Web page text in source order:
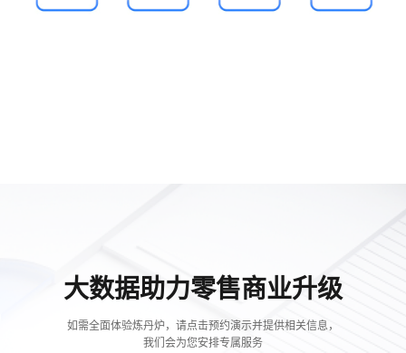
大数据助力零售商业升级
如需全面体验炼丹炉，请点击预约演示并提供相关信息，
我们会为您安排专属服务